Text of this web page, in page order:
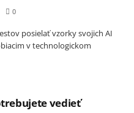
0
posielať vzorky svojich AI
v technologickom
vedieť